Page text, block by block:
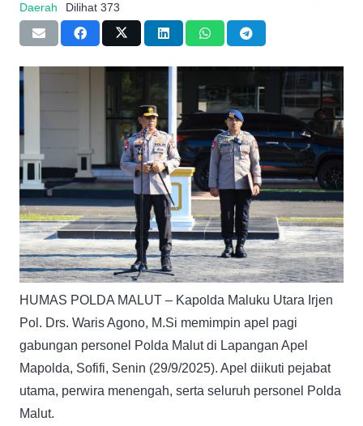
Daerah Dilihat 373
HUMAS POLDA MALUT – Kapolda Maluku Utara Irjen
Pol. Drs. Waris Agono, M.Si memimpin apel pagi
gabungan personel Polda Malut di Lapangan Apel
Mapolda, Sofifi, Senin (29/9/2025). Apel diikuti pejabat
utama, perwira menengah, serta seluruh personel Polda
Malut.